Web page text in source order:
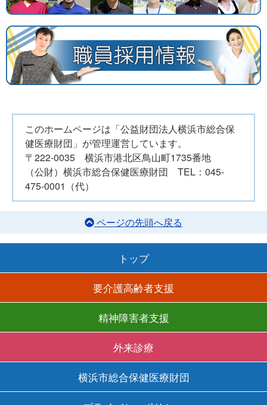
このホームページは「公益財団法人横浜市総合保
健医療財団」が管理運営しています。
〒222-0035 横浜市港北区鳥山町1735番地
（公財）横浜市総合保健医療財団 TEL：045-
475-0001（代）
ページの先頭へ戻る
トップ
要介護高齢者支援
精神障害者支援
外来診療
横浜市総合保健医療財団